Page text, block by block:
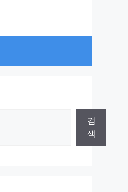
검
색